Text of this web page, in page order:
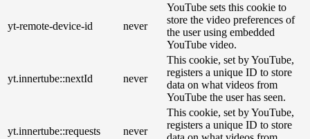
yt-remote-device-id never
YouTube sets this cookie to
store the video preferences of
the user using embedded
YouTube video.
yt.innertube::nextId never
This cookie, set by YouTube,
registers a unique ID to store
data on what videos from
YouTube the user has seen.
yt.innertube::requests never
This cookie, set by YouTube,
registers a unique ID to store